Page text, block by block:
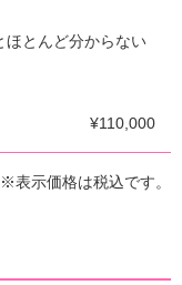
ほとんど分からない
¥110,000
※表示価格は税込です。